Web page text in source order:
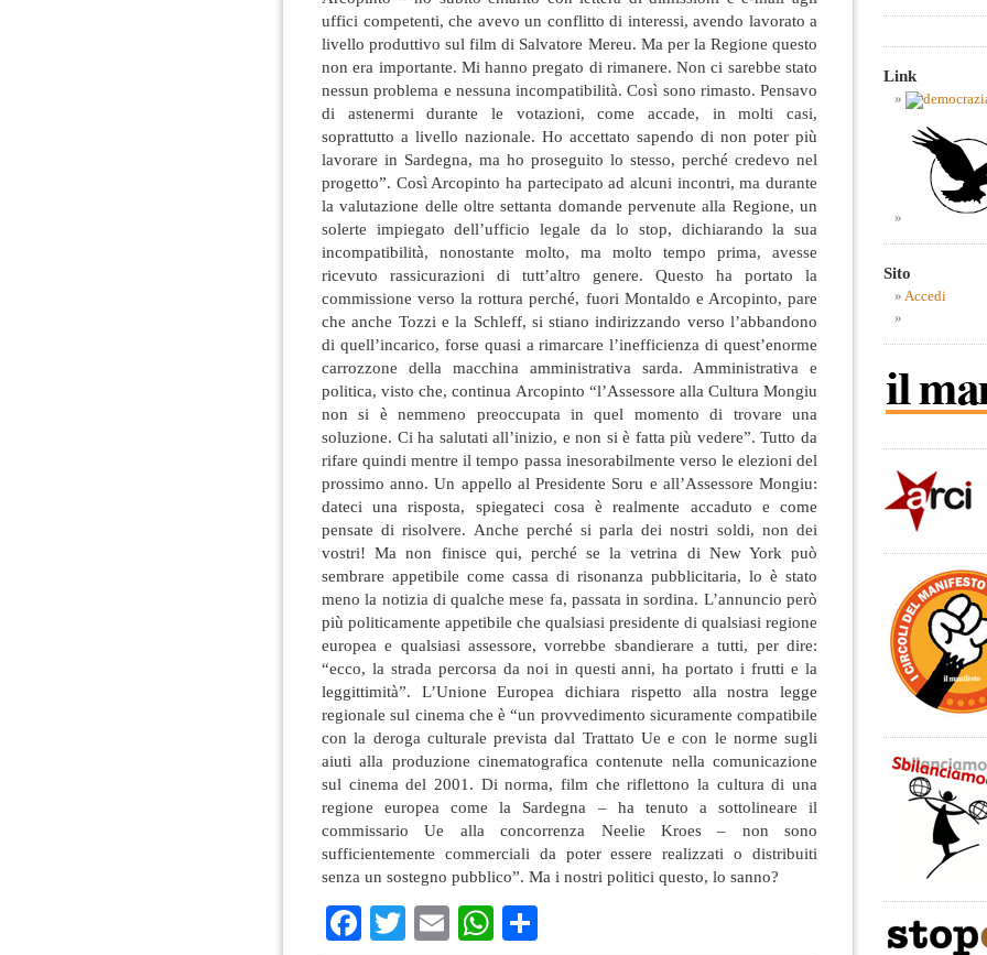
uffici competenti, che avevo un conflitto di interessi, avendo lavorato a
livello produttivo sul film di Salvatore Mereu. Ma per la Regione questo
non era importante. Mi hanno pregato di rimanere. Non ci sarebbe stato
nessun problema e nessuna incompatibilità. Così sono rimasto. Pensavo
di astenermi durante le votazioni, come accade, in molti casi,
soprattutto a livello nazionale. Ho accettato sapendo di non poter più
lavorare in Sardegna, ma ho proseguito lo stesso, perché credevo nel
progetto”. Così Arcopinto ha partecipato ad alcuni incontri, ma durante
la valutazione delle oltre settanta domande pervenute alla Regione, un
solerte impiegato dell’ufficio legale da lo stop, dichiarando la sua
incompatibilità, nonostante molto, ma molto tempo prima, avesse
ricevuto rassicurazioni di tutt’altro genere. Questo ha portato la
commissione verso la rottura perché, fuori Montaldo e Arcopinto, pare
che anche Tozzi e la Schleff, si stiano indirizzando verso l’abbandono
di quell’incarico, forse quasi a rimarcare l’inefficienza di quest’enorme
carrozzone della macchina amministrativa sarda. Amministrativa e
politica, visto che, continua Arcopinto “l’Assessore alla Cultura Mongiu
non si è nemmeno preoccupata in quel momento di trovare una
soluzione. Ci ha salutati all’inizio, e non si è fatta più vedere”. Tutto da
rifare quindi mentre il tempo passa inesorabilmente verso le elezioni del
prossimo anno. Un appello al Presidente Soru e all’Assessore Mongiu:
dateci una risposta, spiegateci cosa è realmente accaduto e come
pensate di risolvere. Anche perché si parla dei nostri soldi, non dei
vostri! Ma non finisce qui, perché se la vetrina di New York può
sembrare appetibile come cassa di risonanza pubblicitaria, lo è stato
meno la notizia di qualche mese fa, passata in sordina. L’annuncio però
più politicamente appetibile che qualsiasi presidente di qualsiasi regione
europea e qualsiasi assessore, vorrebbe sbandierare a tutti, per dire:
“ecco, la strada percorsa da noi in questi anni, ha portato i frutti e la
leggittimità”. L’Unione Europea dichiara rispetto alla nostra legge
regionale sul cinema che è “un provvedimento sicuramente compatibile
con la deroga culturale prevista dal Trattato Ue e con le norme sugli
aiuti alla produzione cinematografica contenute nella comunicazione
sul cinema del 2001. Di norma, film che riflettono la cultura di una
regione europea come la Sardegna – ha tenuto a sottolineare il
commissario Ue alla concorrenza Neelie Kroes – non sono
sufficientemente commerciali da poter essere realizzati o distribuiti
senza un sostegno pubblico”. Ma i nostri politici questo, lo sanno?
Facebook
TwitterEmailWhatsApp
Link
Sito
Accedi